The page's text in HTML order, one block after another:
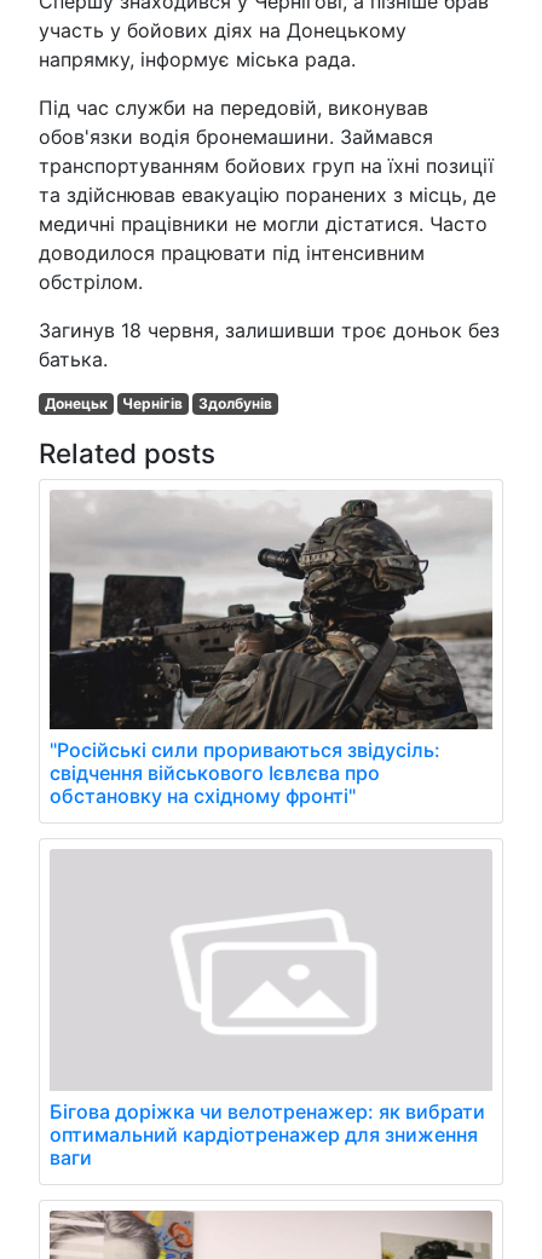
участь у бойових діях на Донецькому
напрямку, інформує міська рада.
Під час служби на передовій, виконував
обов'язки водія бронемашини. Займався
транспортуванням бойових груп на їхні позиції
та здійснював евакуацію поранених з місць, де
медичні працівники не могли дістатися. Часто
доводилося працювати під інтенсивним
обстрілом.
Загинув 18 червня, залишивши троє доньок без
батька.
Донецьк Чернігів Здолбунів
Related posts
"Російські сили прориваються звідусіль:
свідчення військового Ієвлєва про
обстановку на східному фронті"
Бігова доріжка чи велотренажер: як вибрати
оптимальний кардіотренажер для зниження
ваги